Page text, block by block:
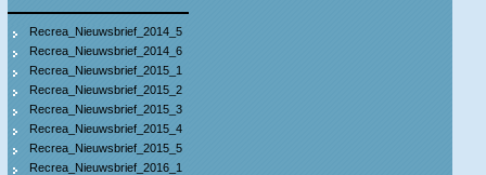
Recrea_Nieuwsbrief_2014_5
Recrea_Nieuwsbrief_2014_6
Recrea_Nieuwsbrief_2015_1
Recrea_Nieuwsbrief_2015_2
Recrea_Nieuwsbrief_2015_3
Recrea_Nieuwsbrief_2015_4
Recrea_Nieuwsbrief_2015_5
Recrea_Nieuwsbrief_2016_1